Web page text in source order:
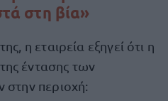
στη βία»
η εταιρεία εξηγεί ότι η
έντασης των
στην περιοχή: